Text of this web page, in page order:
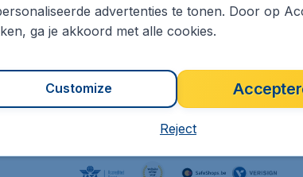
CheapTickets.sg
advertenties te tonen. Door op
ga je akkoord met alle cookies.
Customize
Reject